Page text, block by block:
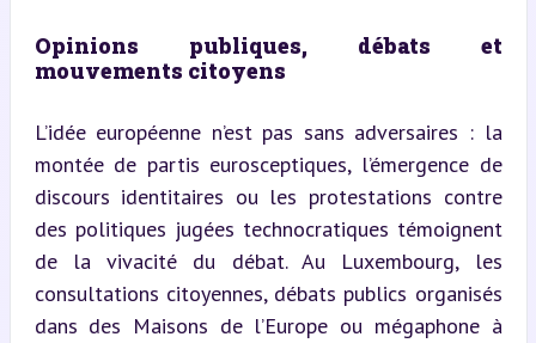
Opinions publiques, débats et
mouvements citoyens
L’idée européenne n’est pas sans adversaires : la
montée de partis eurosceptiques, l’émergence de
discours identitaires ou les protestations contre
des politiques jugées technocratiques témoignent
de la vivacité du débat. Au Luxembourg, les
consultations citoyennes, débats publics organisés
dans des Maisons de l’Europe ou mégaphone à